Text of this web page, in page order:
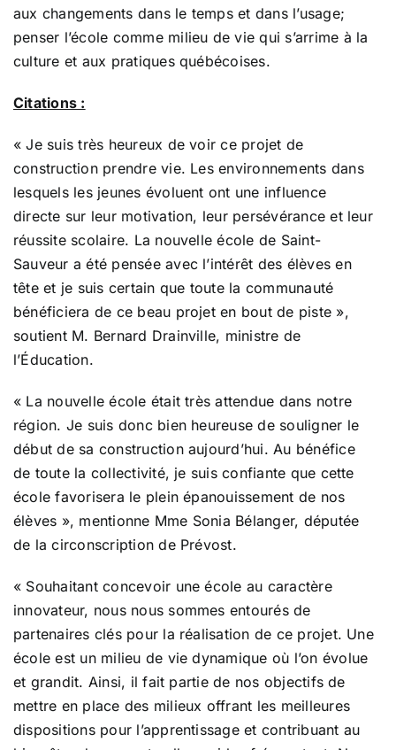
aux changements dans le temps et dans l’usage;
penser l’école comme milieu de vie qui s’arrime à la
culture et aux pratiques québécoises.
Citations :
« Je suis très heureux de voir ce projet de
construction prendre vie. Les environnements dans
lesquels les jeunes évoluent ont une influence
directe sur leur motivation, leur persévérance et leur
réussite scolaire. La nouvelle école de Saint-
Sauveur a été pensée avec l’intérêt des élèves en
tête et je suis certain que toute la communauté
bénéficiera de ce beau projet en bout de piste »,
soutient M. Bernard Drainville, ministre de
l’Éducation.
« La nouvelle école était très attendue dans notre
région. Je suis donc bien heureuse de souligner le
début de sa construction aujourd’hui. Au bénéfice
de toute la collectivité, je suis confiante que cette
école favorisera le plein épanouissement de nos
élèves », mentionne Mme Sonia Bélanger, députée
de la circonscription de Prévost.
« Souhaitant concevoir une école au caractère
innovateur, nous nous sommes entourés de
partenaires clés pour la réalisation de ce projet. Une
école est un milieu de vie dynamique où l’on évolue
et grandit. Ainsi, il fait partie de nos objectifs de
mettre en place des milieux offrant les meilleures
dispositions pour l’apprentissage et contribuant au